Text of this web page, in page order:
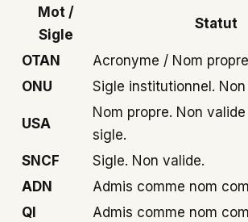
Mot /
Sigle
Statut
OTAN
Acronyme / Nom
ONU
Sigle institutionnel.
USA
Nom propre. Non
sigle.
SNCF
Sigle. Non valide.
ADN
Admis comme nom
QI
Admis comme nom